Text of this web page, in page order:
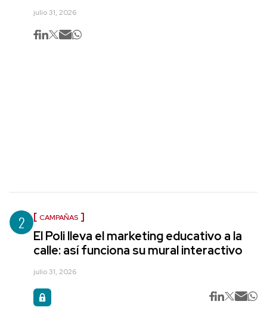
julio 31, 2026
2 CAMPAÑAS
El Poli lleva el marketing educativo a la
calle: así funciona su mural interactivo
julio 31, 2026